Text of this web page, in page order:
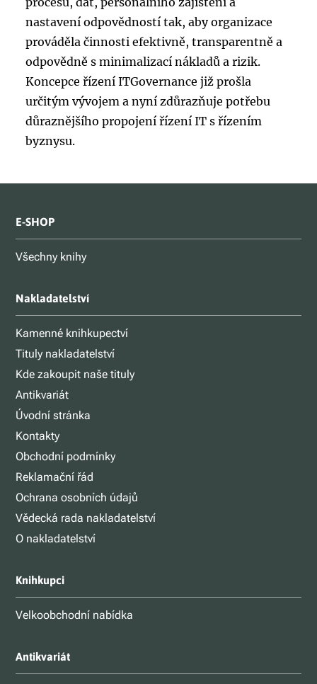
nastavení odpovědností tak, aby organizace
prováděla činnosti efektivně, transparentně a
odpovědně s minimalizací nákladů a rizik.
Koncepce řízení ITGovernance již prošla
určitým vývojem a nyní zdůrazňuje potřebu
důraznějšího propojení řízení IT s řízením
byznysu.
E-SHOP
Všechny knihy
Nakladatelství
Kamenné knihkupectví
Tituly nakladatelství
Kde zakoupit naše tituly
Antikvariát
Úvodní stránka
Kontakty
Obchodní podmínky
Reklamační řád
Ochrana osobních údajů
Vědecká rada nakladatelství
O nakladatelství
Knihkupci
Velkoobchodní nabídka
Antikvariát